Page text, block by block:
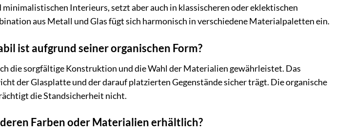
Interieurs, setzt aber auch in klassischeren oder eklektischen
aus Metall und Glas fügt sich harmonisch in verschiedene Materialpaletten ein.
ist aufgrund seiner organischen Form?
die sorgfältige Konstruktion und die Wahl der Materialien gewährleistet. Das
der Glasplatte und der darauf platzierten Gegenstände sicher trägt. Die organische
die Standsicherheit nicht.
Farben oder Materialien erhältlich?